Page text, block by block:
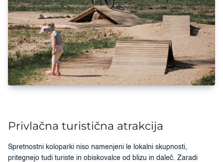
Privlačna turistična atrakcija
Spretnostni koloparki niso namenjeni le lokalni skupnosti,
pritegnejo tudi turiste in obiskovalce od blizu in daleč. Zaradi